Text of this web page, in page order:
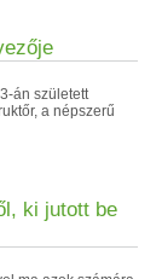
án született
a népszerű
ki jutott be